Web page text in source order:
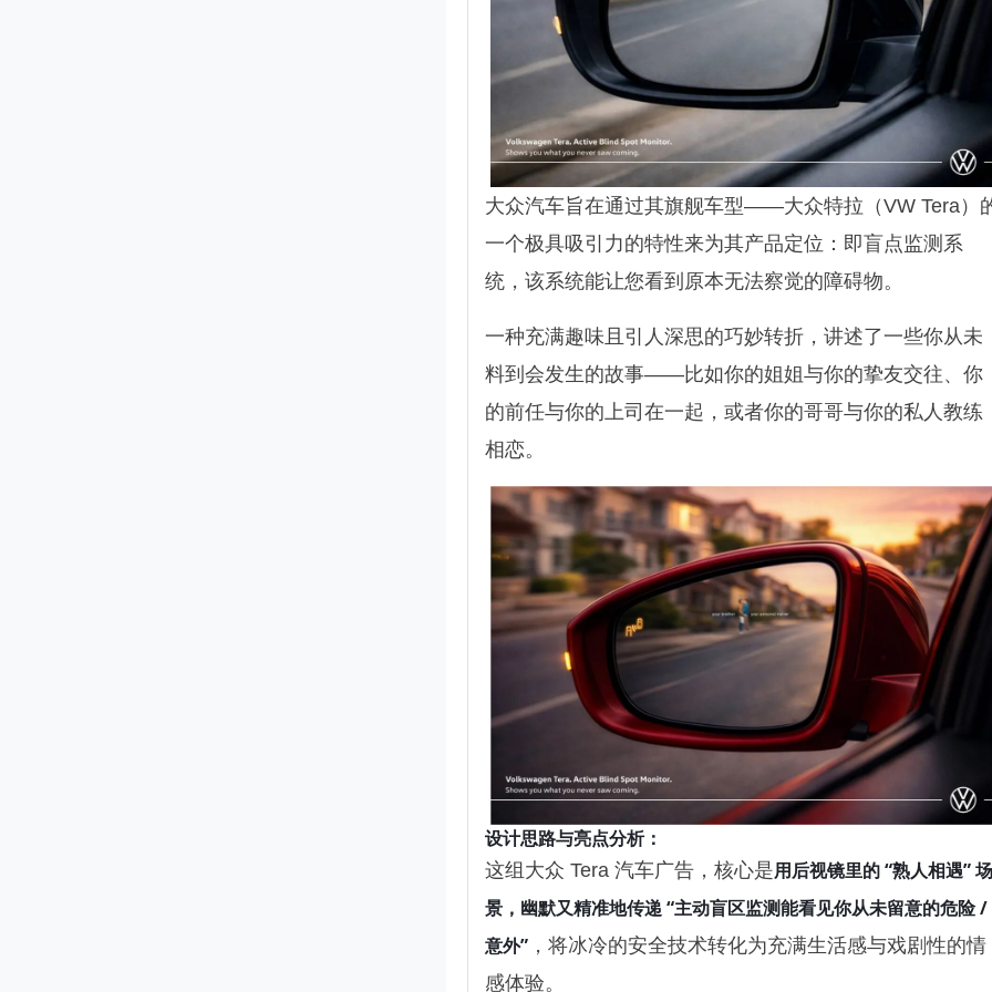
大众汽车旨在通过其旗舰车型——大众特拉（VW Tera）
一个极具吸引力的特性来为其产品定位：即盲点监测系
统，该系统能让您看到原本无法察觉的障碍物。
一种充满趣味且引人深思的巧妙转折，讲述了一些你从未
料到会发生的故事——比如你的姐姐与你的挚友交往、你
的前任与你的上司在一起，或者你的哥哥与你的私人教练
相恋。
设计思路与亮点分析：
这组大众 Tera 汽车广告，核心是用后视镜里的 “熟人相遇”
景，幽默又精准地传递 “主动盲区监测能看见你从未留意的危险 /
意外” ，将冰冷的安全技术转化为充满生活感与戏剧性的情
感体验。